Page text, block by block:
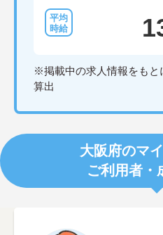
※掲載中の求人情報をもと
算出
大阪府のマ
ご利用者・